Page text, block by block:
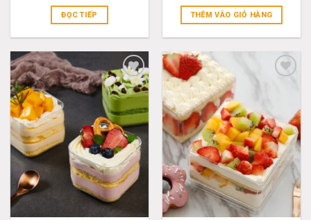
ĐỌC TIẾP THÊM VÀO GIỎ HÀNG
Add
to
wishlist